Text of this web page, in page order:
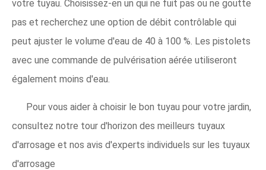
votre tuyau. Choisissez-en un qui ne fuit pas ou ne goutte
pas et recherchez une option de débit contrôlable qui
peut ajuster le volume d'eau de 40 à 100 %. Les pistolets
avec une commande de pulvérisation aérée utiliseront
également moins d'eau.
Pour vous aider à choisir le bon tuyau pour votre jardin,
consultez notre tour d'horizon des meilleurs tuyaux
d'arrosage et nos avis d'experts individuels sur les tuyaux
d'arrosage